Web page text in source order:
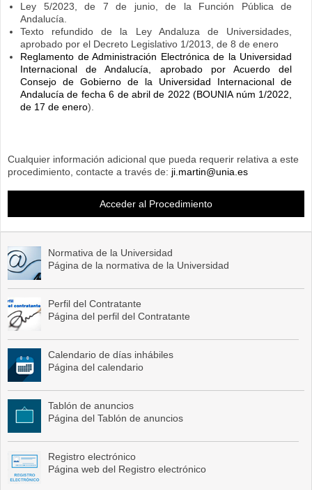
Ley 5/2023, de 7 de junio, de la Función Pública de
Andalucía.
Texto refundido de la Ley Andaluza de Universidades,
aprobado por el Decreto Legislativo 1/2013, de 8 de enero
Reglamento de Administración Electrónica de la Universidad
Internacional de Andalucía, aprobado por Acuerdo del
Consejo de Gobierno de la Universidad Internacional de
Andalucía de fecha 6 de abril de 2022 (BOUNIA núm 1/2022,
de 17 de enero).
Cualquier información adicional que pueda requerir relativa a este
procedimiento, contacte a través de: ji.martin@unia.es
Acceder al Procedimiento
Normativa de la Universidad
Página de la normativa de la Universidad
Perfil del Contratante
Página del perfil del Contratante
Calendario de días inhábiles
Página del calendario
Tablón de anuncios
Página del Tablón de anuncios
Registro electrónico
Página web del Registro electrónico